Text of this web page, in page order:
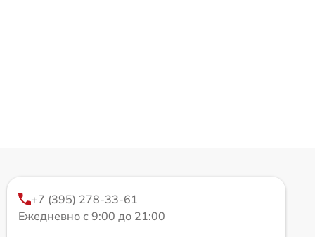
+7 (395) 278-33-61
Ежедневно с 9:00 до 21:00